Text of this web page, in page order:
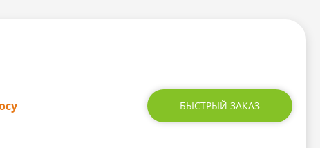
БЫСТРЫЙ ЗАКАЗ